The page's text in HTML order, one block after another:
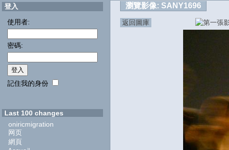
登入
使用者:
密碼:
記住我的身份
Last 100 changes
oniricmigration
网页
網頁
瀏覽影像: SANY1696
返回圖庫